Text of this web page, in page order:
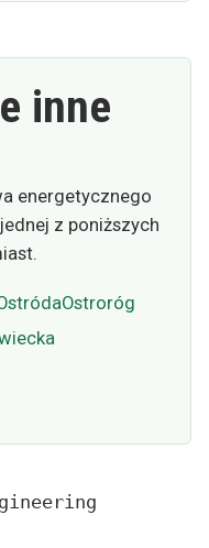
inne
energetycznego
z poniższych
Ostroróg